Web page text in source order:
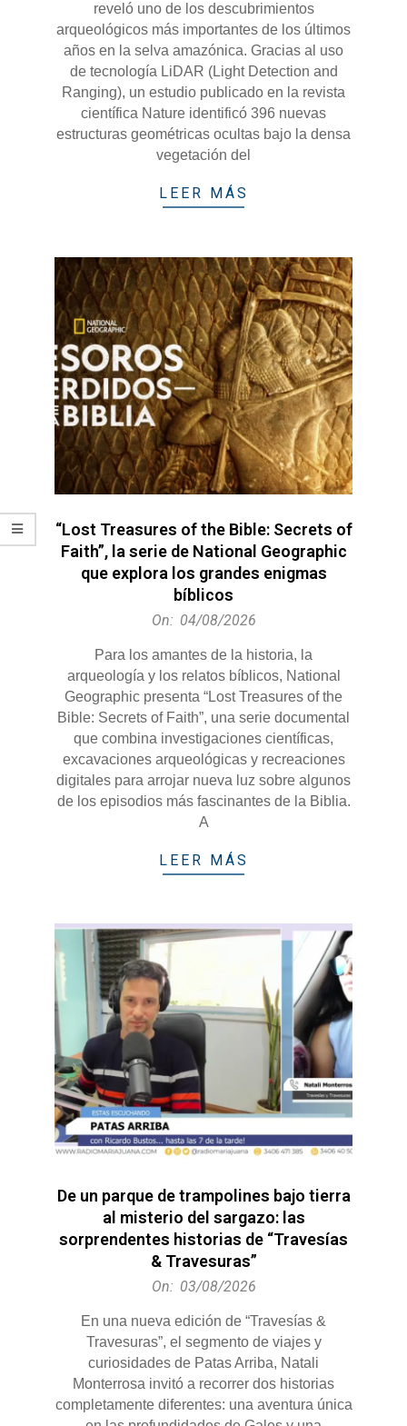
reveló uno de los descubrimientos
arqueológicos más importantes de los últimos
años en la selva amazónica. Gracias al uso
de tecnología LiDAR (Light Detection and
Ranging), un estudio publicado en la revista
científica Nature identificó 396 nuevas
estructuras geométricas ocultas bajo la densa
vegetación del
LEER MÁS
“Lost Treasures of the Bible: Secrets of
Faith”, la serie de National Geographic
que explora los grandes enigmas
bíblicos
On: 04/08/2026
Para los amantes de la historia, la
arqueología y los relatos bíblicos, National
Geographic presenta “Lost Treasures of the
Bible: Secrets of Faith”, una serie documental
que combina investigaciones científicas,
excavaciones arqueológicas y recreaciones
digitales para arrojar nueva luz sobre algunos
de los episodios más fascinantes de la Biblia.
A
LEER MÁS
De un parque de trampolines bajo tierra
al misterio del sargazo: las
sorprendentes historias de “Travesías
& Travesuras”
On: 03/08/2026
En una nueva edición de “Travesías &
Travesuras”, el segmento de viajes y
curiosidades de Patas Arriba, Natali
Monterrosa invitó a recorrer dos historias
completamente diferentes: una aventura única